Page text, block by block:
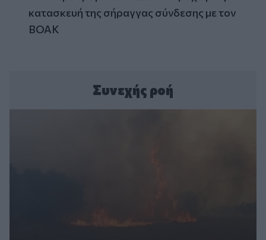
κατασκευή της σήραγγας σύνδεσης με τον
ΒΟΑΚ
Συνεχής ροή